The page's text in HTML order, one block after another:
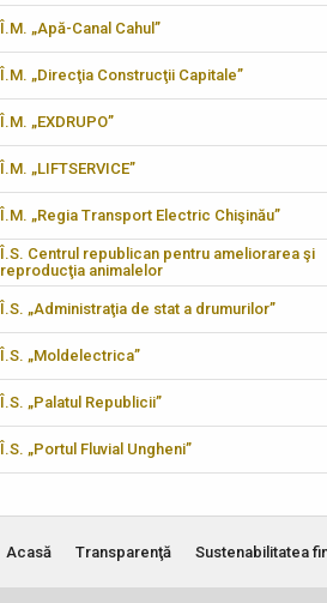
Î.M. „Apă-Canal Cahul”
Î.M. „Direcţia Construcţii Capitale”
Î.M. „EXDRUPO”
Î.M. „LIFTSERVICE”
Î.M. „Regia Transport Electric Chişinău”
Î.S. Centrul republican pentru ameliorarea şi
reproducţia animalelor
Î.S. „Administraţia de stat a drumurilor”
Î.S. „Moldelectrica”
Î.S. „Palatul Republicii”
Î.S. „Portul Fluvial Ungheni”
Acasă Transparenţă Sustenabilitatea